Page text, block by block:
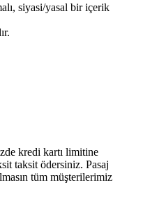
siyasi/yasal bir içerik
kredi kartı limitine
taksit ödersiniz. Pasaj
tüm müşterilerimiz